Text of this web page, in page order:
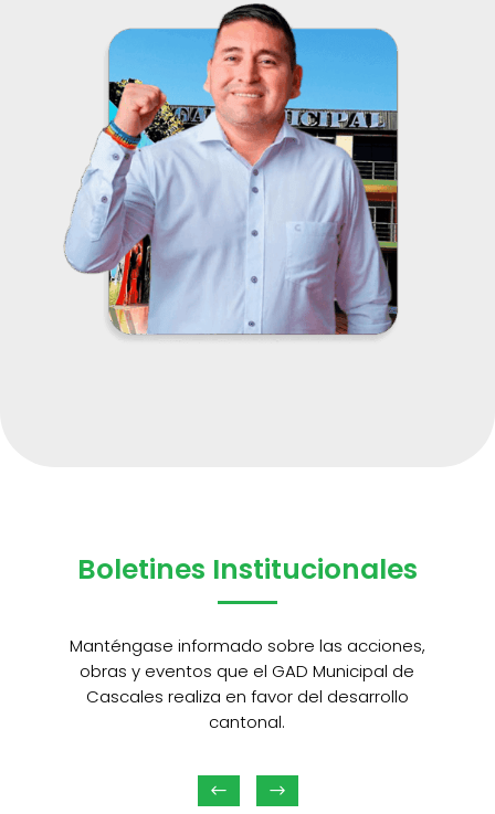
Boletines Institucionales
Manténgase informado sobre las acciones,
obras y eventos que el GAD Municipal de
Cascales realiza en favor del desarrollo
cantonal.